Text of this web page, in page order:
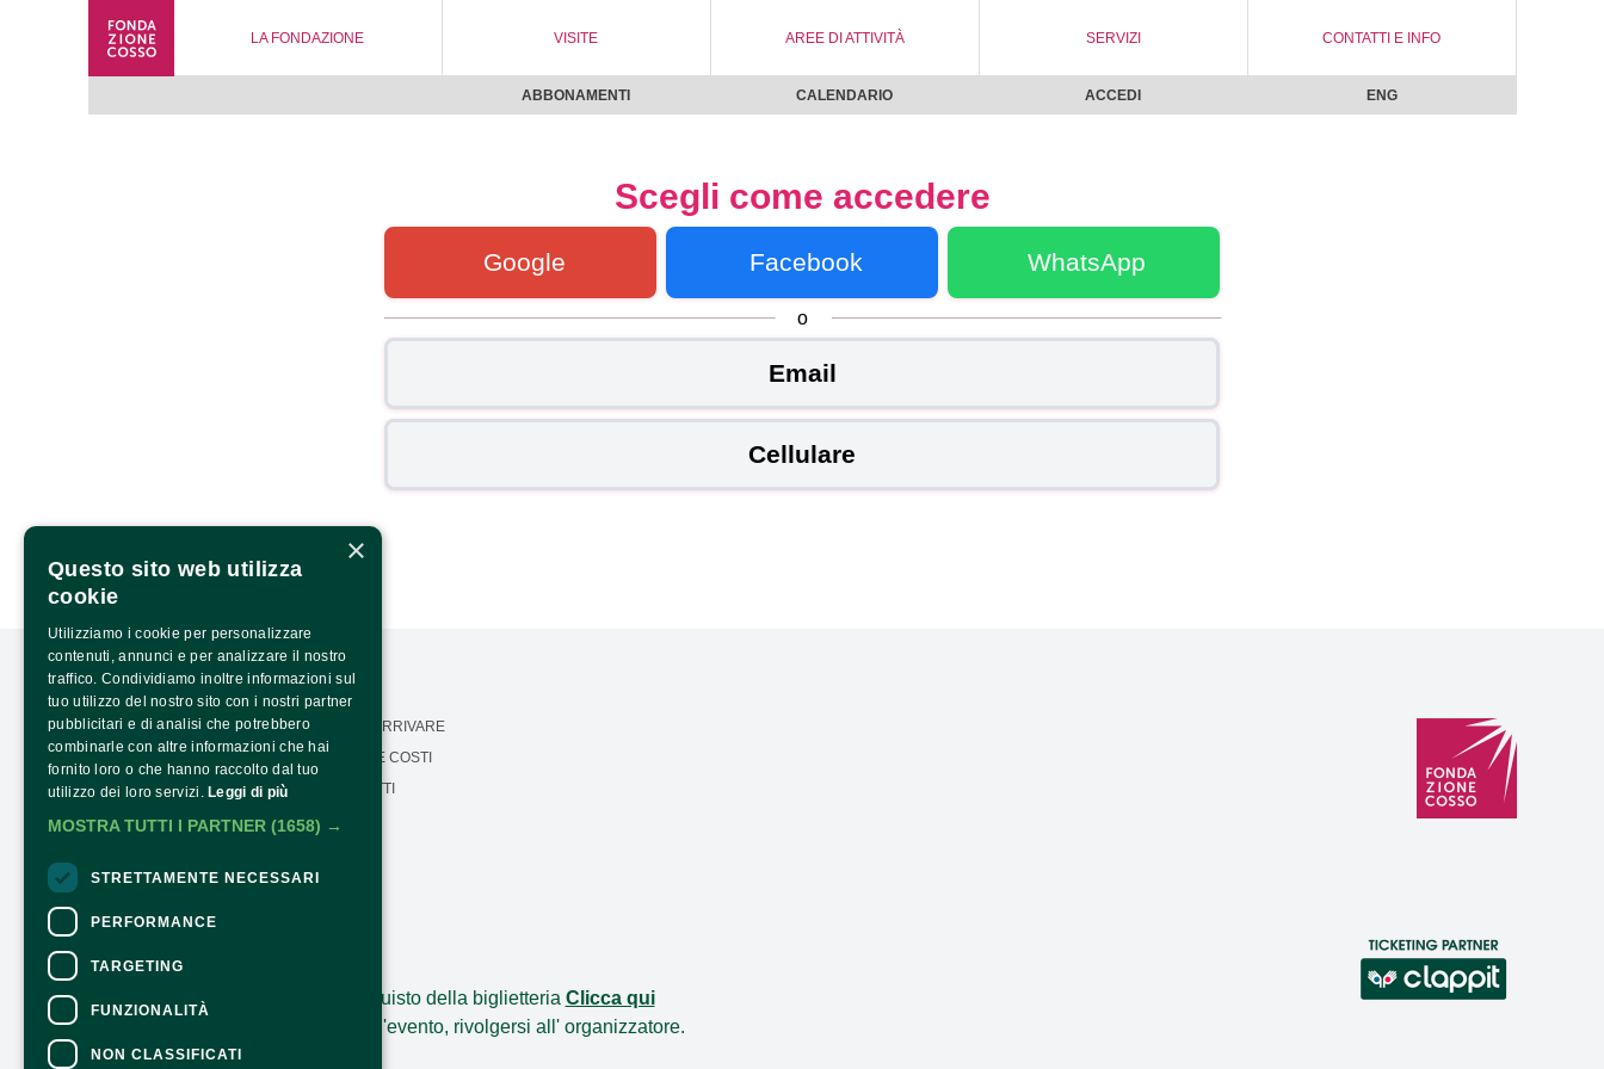
LA FONDAZIONE VISITE AREE DI ATTIVITÀ SERVIZI CONTATTI E INFO
ABBONAMENTI CALENDARIO ACCEDI ENG
Scegli come accedere
Google Facebook WhatsApp
o
Email
Cellulare
LA NOSTRA MISSIONE
CALENDARIO
PRESS AREA
TRASPARENZA
NEXTGENERATIONEU
COME ARRIVARE
ORARI E COSTI
CONTATTI
CONTATTI
Per informazioni e supporto all'acquisto della biglietteria Clicca qui
Per informazioni sul programma e l'evento, rivolgersi all' organizzatore.
Dichiarazione di accessibilità
×
Questo sito web utilizza
cookie
Utilizziamo i cookie per personalizzare
contenuti, annunci e per analizzare il nostro
traffico. Condividiamo inoltre informazioni sul
tuo utilizzo del nostro sito con i nostri partner
pubblicitari e di analisi che potrebbero
combinarle con altre informazioni che hai
fornito loro o che hanno raccolto dal tuo
utilizzo dei loro servizi. Leggi di più
MOSTRA TUTTI I PARTNER (1658) →
STRETTAMENTE NECESSARI
PERFORMANCE
TARGETING
FUNZIONALITÀ
NON CLASSIFICATI